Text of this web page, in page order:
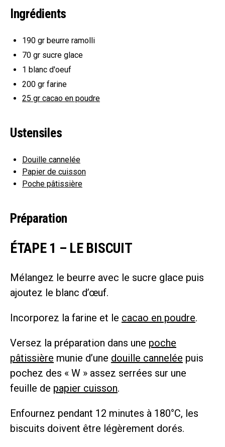
Ingrédients
190 gr beurre ramolli
70 gr sucre glace
1 blanc d'oeuf
200 gr farine
25 gr cacao en poudre
Ustensiles
Douille cannelée
Papier de cuisson
Poche pâtissière
Préparation
ÉTAPE 1 – LE BISCUIT
Mélangez le beurre avec le sucre glace puis
ajoutez le blanc d’œuf.
Incorporez la farine et le cacao en poudre.
Versez la préparation dans une poche
pâtissière munie d’une douille cannelée puis
pochez des « W » assez serrées sur une
feuille de papier cuisson.
Enfournez pendant 12 minutes à 180°C, les
biscuits doivent être légèrement dorés.